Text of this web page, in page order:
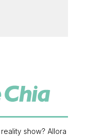
show? Allora